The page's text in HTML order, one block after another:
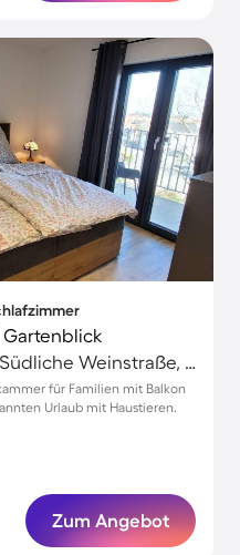
Rhodt unter Rietburg, Südliche Weinstraße, Deutschland
für Familien mit Balkon
Urlaub mit Haustieren.
Zum Angebot